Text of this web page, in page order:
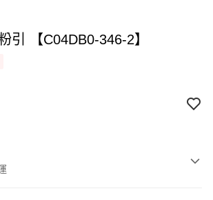
引 【C04DB0-346-2】